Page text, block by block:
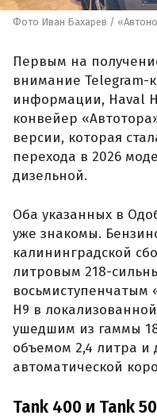
Фото Иван Бахарев /
Первым на
внимание Telegram-
информации, Haval
конвейер
версии, которая
перехода в 2026
дизельной.
Оба указанных в
уже знакомы.
калининградской
литровым 218-
восьмиступенчатым
H9 в
ушедшим из гаммы
объемом 2,4 литра и
автоматической
Tank 400 и Tank